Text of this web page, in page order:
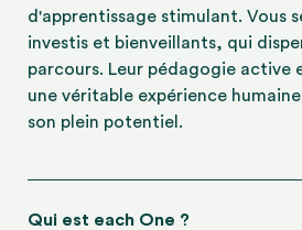
d'apprentissage stimulant. Vous
investis et bienveillants, qui
parcours. Leur pédagogie
une véritable expérience
son plein potentiel.
Qui est each One ?